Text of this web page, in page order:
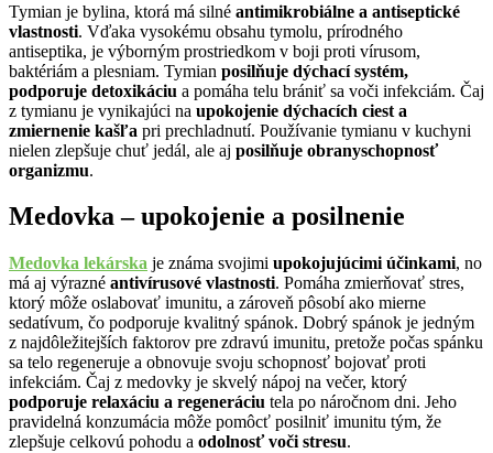
Tymian je bylina, ktorá má silné antimikrobiálne a antiseptické
vlastnosti. Vďaka vysokému obsahu tymolu, prírodného
antiseptika, je výborným prostriedkom v boji proti vírusom,
baktériám a plesniam. Tymian posilňuje dýchací systém,
podporuje detoxikáciu a pomáha telu brániť sa voči infekciám. Čaj
z tymianu je vynikajúci na upokojenie dýchacích ciest a
zmiernenie kašľa pri prechladnutí. Používanie tymianu v kuchyni
nielen zlepšuje chuť jedál, ale aj posilňuje obranyschopnosť
organizmu.
Medovka – upokojenie a posilnenie
Medovka lekárska je známa svojimi upokojujúcimi účinkami, no
má aj výrazné antivírusové vlastnosti. Pomáha zmierňovať stres,
ktorý môže oslabovať imunitu, a zároveň pôsobí ako mierne
sedatívum, čo podporuje kvalitný spánok. Dobrý spánok je jedným
z najdôležitejších faktorov pre zdravú imunitu, pretože počas spánku
sa telo regeneruje a obnovuje svoju schopnosť bojovať proti
infekciám. Čaj z medovky je skvelý nápoj na večer, ktorý
podporuje relaxáciu a regeneráciu tela po náročnom dni. Jeho
pravidelná konzumácia môže pomôcť posilniť imunitu tým, že
zlepšuje celkovú pohodu a odolnosť voči stresu.